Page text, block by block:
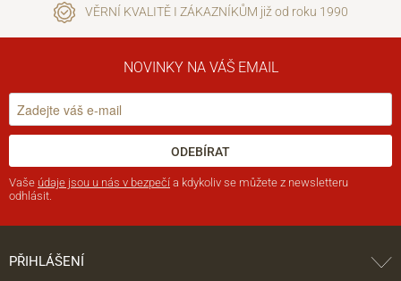
VĚRNÍ KVALITĚ I ZÁKAZNÍKŮM již od roku 1990
NOVINKY NA VÁŠ EMAIL
ODEBÍRAT
Vaše údaje jsou u nás v bezpečí a kdykoliv se můžete z newsletteru
odhlásit.
PŘIHLÁŠENÍ